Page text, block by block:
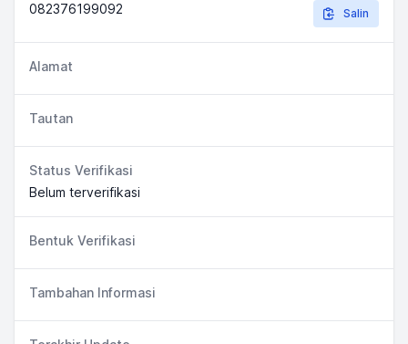
082376199092
Salin
Alamat
Tautan
Status Verifikasi
Belum terverifikasi
Bentuk Verifikasi
Tambahan Informasi